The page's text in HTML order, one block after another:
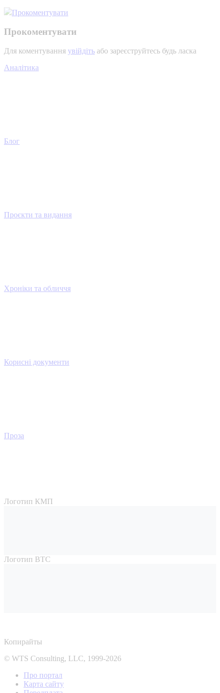
Прокоментувати
Прокоментувати
Для коментування увійдіть або зареєструйтесь будь ласка
Аналітика
Блог
Проєкти та видання
Хроніки та обличчя
Корисні документи
Проза
Логотип КМП
Логотип ВТС
Копирайты
© WTS Consulting, LLC, 1999-2026
Про портал
Карта сайту